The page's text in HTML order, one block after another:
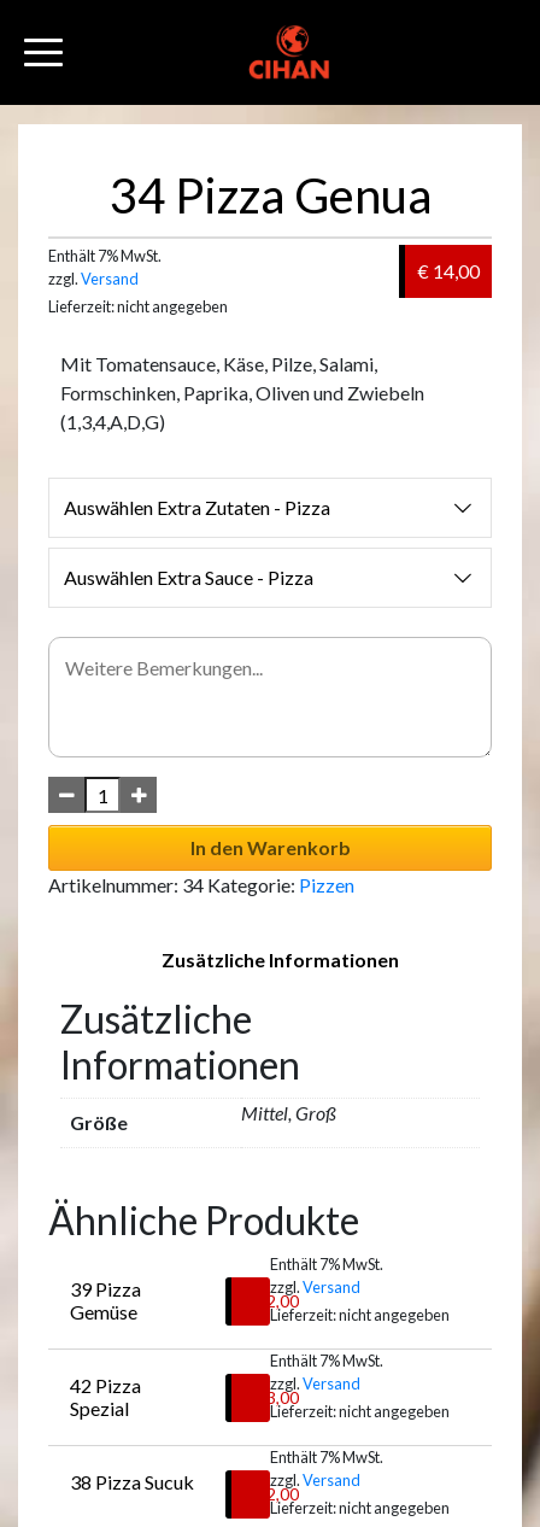
34 Pizza Genua
€ 14,00
Enthält 7% MwSt.
zzgl.Versand
Lieferzeit: nicht angegeben
Mit Tomatensauce, Käse, Pilze, Salami,
Formschinken, Paprika, Oliven und Zwiebeln
(1,3,4,A,D,G)
Auswählen Extra Zutaten - Pizza
Auswählen Extra Sauce - Pizza
In den Warenkorb
Artikelnummer: 34 Kategorie: Pizzen
Zusätzliche Informationen
Zusätzliche
Informationen
Größe Mittel, Groß
Ähnliche Produkte
39 Pizza
Gemüse
12,00
Enthält 7% MwSt.
zzgl.Versand
Lieferzeit: nicht angegeben
42 Pizza
Spezial
13,00
Enthält 7% MwSt.
zzgl.Versand
Lieferzeit: nicht angegeben
38 Pizza Sucuk
12,00
Enthält 7% MwSt.
zzgl.Versand
Lieferzeit: nicht angegeben